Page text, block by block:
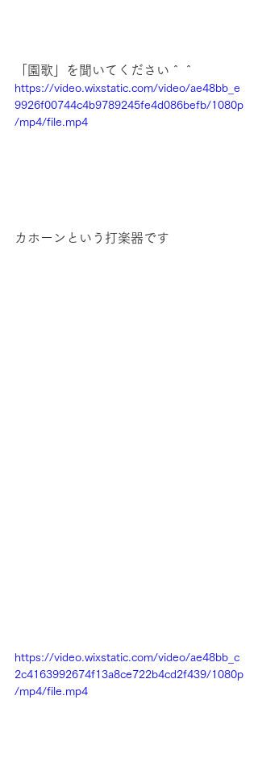
「園歌」を聞いてください＾＾
https://video.wixstatic.com/video/ae48bb_e
9926f00744c4b9789245fe4d086befb/1080p
/mp4/file.mp4
カホーンという打楽器です
https://video.wixstatic.com/video/ae48bb_c
2c4163992674f13a8ce722b4cd2f439/1080p
/mp4/file.mp4